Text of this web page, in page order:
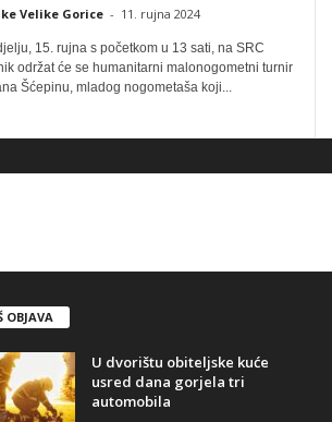
Velike Gorice - 11. rujna 2024
15. rujna s početkom u 13 sati, na SRC
održat će se humanitarni malonogometni turnir
Šćepinu, mladog nogometaša koji...
OBJAVA
U dvorištu obiteljske kuće
usred dana gorjela tri
automobila